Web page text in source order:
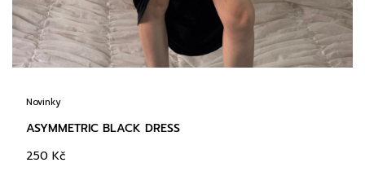
Novinky
ASYMMETRIC BLACK DRESS
250 Kč